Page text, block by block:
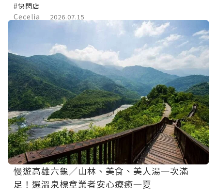
#快閃店
Cecelia
2026.07.15
慢遊高雄六龜／山林、美食、美人湯一次滿
足！選溫泉標章業者安心療癒一夏